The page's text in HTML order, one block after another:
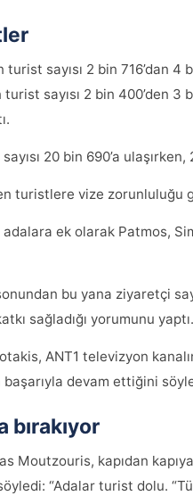
turist sayısı 2 bin 716’dan 4
turist sayısı 2 bin 400’den
20 bin 690’a
turistlere vize zorunluluğu
ek olarak Patmos,
bu yana ziyaretçi
sağladığı yorumunu yaptı.
ANT1 televizyon
başarıyla devam ettiğini
Moutzouris, kapıdan
“Adalar turist dolu.